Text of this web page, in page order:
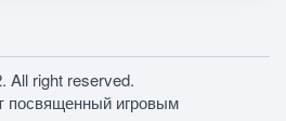
All right reserved.
посвященный игровым